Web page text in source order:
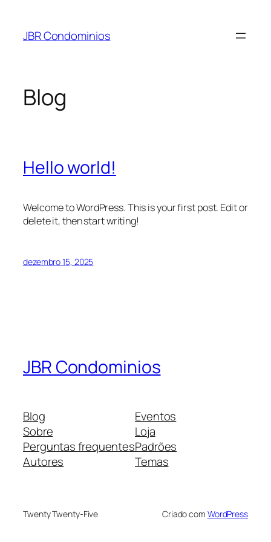
JBR Condominios
Blog
Hello world!
Welcome to WordPress. This is your first post. Edit or
delete it, then start writing!
dezembro 15, 2025
JBR Condominios
Blog
Sobre
Perguntas frequentes
Autores
Eventos
Loja
Padrões
Temas
Twenty Twenty-Five Criado com WordPress